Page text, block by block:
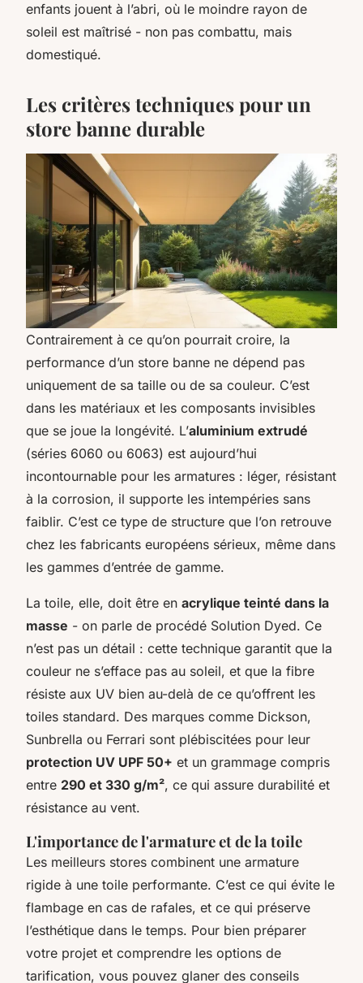
enfants jouent à l’abri, où le moindre rayon de
soleil est maîtrisé - non pas combattu, mais
domestiqué.
Les critères techniques pour un
store banne durable
Contrairement à ce qu’on pourrait croire, la
performance d’un store banne ne dépend pas
uniquement de sa taille ou de sa couleur. C’est
dans les matériaux et les composants invisibles
que se joue la longévité. L’aluminium extrudé
(séries 6060 ou 6063) est aujourd’hui
incontournable pour les armatures : léger, résistant
à la corrosion, il supporte les intempéries sans
faiblir. C’est ce type de structure que l’on retrouve
chez les fabricants européens sérieux, même dans
les gammes d’entrée de gamme.
La toile, elle, doit être en acrylique teinté dans la
masse - on parle de procédé Solution Dyed. Ce
n’est pas un détail : cette technique garantit que la
couleur ne s’efface pas au soleil, et que la fibre
résiste aux UV bien au-delà de ce qu’offrent les
toiles standard. Des marques comme Dickson,
Sunbrella ou Ferrari sont plébiscitées pour leur
protection UV UPF 50+ et un grammage compris
entre 290 et 330 g/m², ce qui assure durabilité et
résistance au vent.
L'importance de l'armature et de la toile
Les meilleurs stores combinent une armature
rigide à une toile performante. C’est ce qui évite le
flambage en cas de rafales, et ce qui préserve
l’esthétique dans le temps. Pour bien préparer
votre projet et comprendre les options de
tarification, vous pouvez glaner des conseils